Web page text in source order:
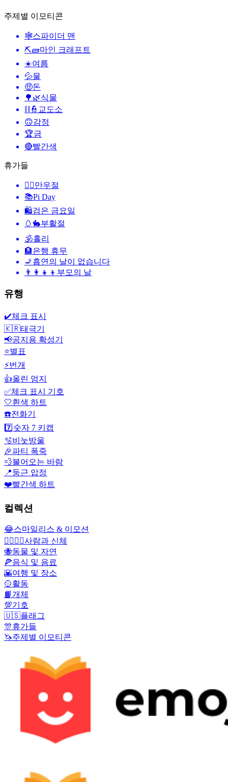
주제별 이모티콘
🕸️스파이더 맨
⛏🧱마인 크래프트
☀️여름
💦물
🤑돈
🌳🌿식물
⛓️👮 교도소
🙃감정
🏆금
🔴빨간색
휴가들
🙆‍♂️만우절
📚Pi Day
🛍검은 금요일
🥚🐇부활절
🕉홀리
🏦은행 휴무
🚬 흡연의 날이 없습니다
👨‍👩‍👧‍👦 부모의 날
유행
✔️체크 표시
🇰🇷태극기
📢공지용 확성기
⭐별표
⚡번개
👍올린 엄지
✅체크 표시 기호
🤍흰색 하트
☎️전화기
7️⃣ 숫자 7 키캡
🫧비눗방울
🎉파티 폭죽
💨불어오는 바람
📍둥근 압정
❤️빨간색 하트
컬렉션
😂스마일리스 & 이모션
👩‍❤️‍💋‍👨사람과 신체
🐝동물 및 자연
🍕음식 및 음료
🌇여행 및 장소
🥎활동
📙개체
💯기호
🇺🇸플래그
🎊휴가들
🦄주제별 이모티콘